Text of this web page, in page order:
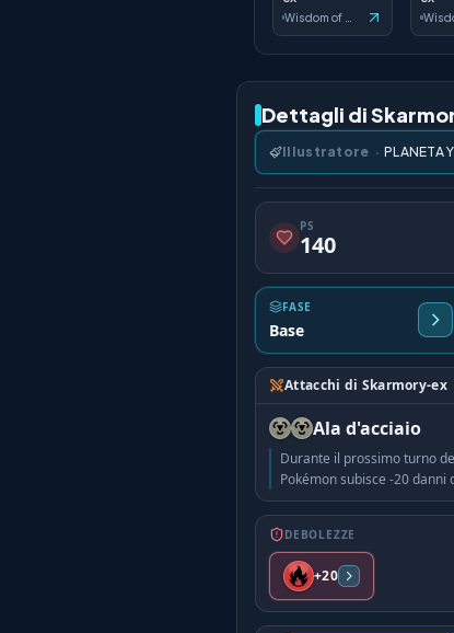
Dettagli di
Illustratore · PLANETA
PS
140
FASE
Base
Attacchi di Skarmory-ex
Ala d'acciaio
Durante il prossimo turno
Pokémon subisce -20 danni
DEBOLEZZE
+20